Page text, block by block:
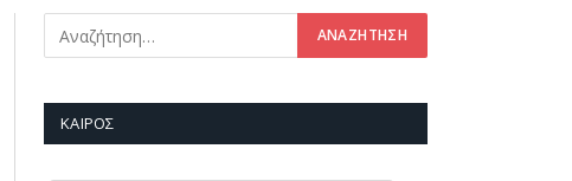
ΚΑΙΡΌΣ